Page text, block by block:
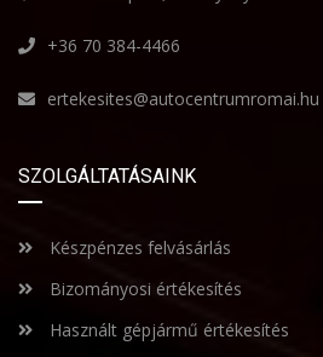
+36 70 384-4466
ertekesites@autocentrumromai.hu
SZOLGÁLTATÁSAINK
Készpénzes felvásárlás
Bizományosi értékesítés
Használt gépjármű értékesítés